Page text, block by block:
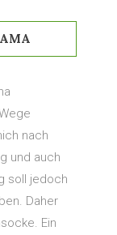
nach
und auch
soll jedoch
Daher
Ein